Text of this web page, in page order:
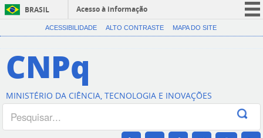
BRASIL
Acesso à informação
CORONAVÍRUS (COVID-19)
Canais
ACESSIBILIDADE ALTO CONTRASTE MAPA DO SITE
CNPq
MINISTÉRIO DA CIÊNCIA, TECNOLOGIA E INOVAÇÕES